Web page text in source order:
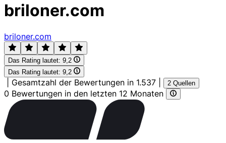
briloner.com
briloner.com
Das Rating lautet: 9,2
Das Rating lautet: 9,2
Gesamtzahl der Bewertungen in 1.537 2 Quellen
0 Bewertungen in den letzten 12 Monaten